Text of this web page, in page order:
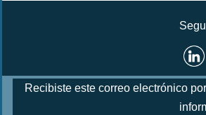
Recibiste este correo electrónico